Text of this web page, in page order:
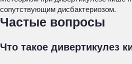
сопутствующим дисбактериозом.
Частые вопросы
Что такое дивертикулез